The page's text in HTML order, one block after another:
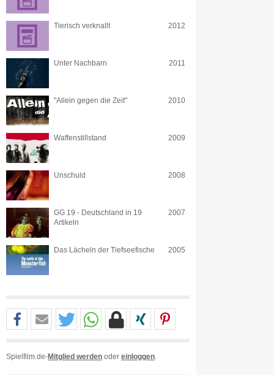
Tierisch verknallt 2012
Unter Nachbarn 2011
"Allein gegen die Zeit" 2010
Waffenstillstand 2009
Unschuld 2008
GG 19 - Deutschland in 19
Artikeln
2007
Das Lächeln der Tiefseefische 2005
Spielfilm.de-Mitglied werden oder einloggen